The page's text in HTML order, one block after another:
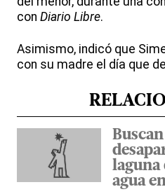
con Diario Libre.
Asimismo, indicó que
con su madre el día que
laguna
agua